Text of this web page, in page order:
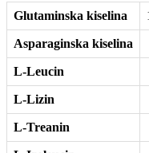
Glutaminska kiselina
Asparaginska kiselina
L-Leucin
L-Lizin
L-Treanin